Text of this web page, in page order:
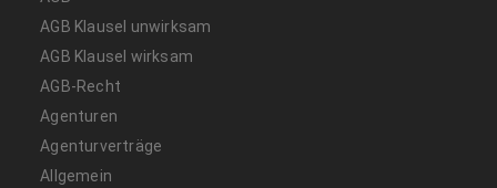
AGB Klausel unwirksam
AGB Klausel wirksam
AGB-Recht
Agenturen
Agenturverträge
Allgemein